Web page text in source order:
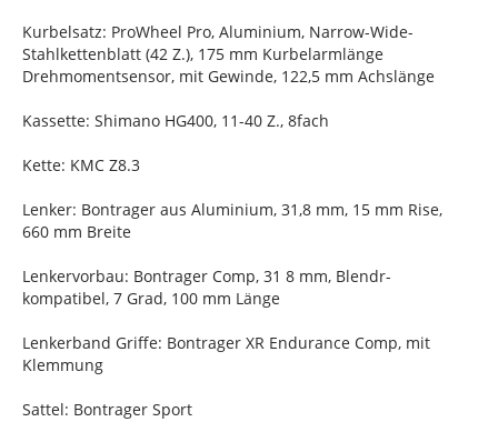
Kurbelsatz: ProWheel Pro, Aluminium, Narrow-Wide-
Stahlkettenblatt (42 Z.), 175 mm Kurbelarmlänge
Drehmomentsensor, mit Gewinde, 122,5 mm Achslänge
Kassette: Shimano HG400, 11-40 Z., 8fach
Kette: KMC Z8.3
Lenker: Bontrager aus Aluminium, 31,8 mm, 15 mm Rise,
660 mm Breite
Lenkervorbau: Bontrager Comp, 31 8 mm, Blendr-
kompatibel, 7 Grad, 100 mm Länge
Lenkerband Griffe: Bontrager XR Endurance Comp, mit
Klemmung
Sattel: Bontrager Sport